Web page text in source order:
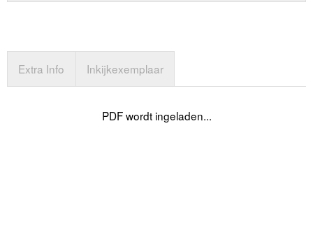
Extra Info Inkijkexemplaar
PDF wordt ingeladen...